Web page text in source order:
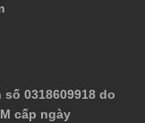
0318609918 do
cấp ngày